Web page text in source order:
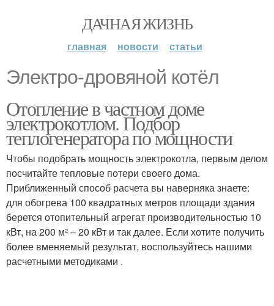
ДАЧНАЯ ЖИЗНЬ
главная новости статьи
Электро-дровяной котёл
Отопление в частном доме
электрокотлом. Подбор
теплогенератора по мощности
Чтобы подобрать мощность электрокотла, первым делом
посчитайте тепловые потери своего дома.
Приближенный способ расчета вы наверняка знаете:
для обогрева 100 квадратных метров площади здания
берется отопительный агрегат производительностью 10
кВт, на 200 м² – 20 кВт и так далее. Если хотите получить
более вменяемый результат, воспользуйтесь нашими
расчетными методиками .